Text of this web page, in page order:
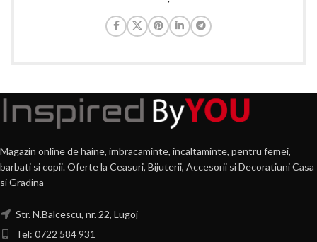
Magazin online de haine, imbracaminte, incaltaminte, pentru femei,
barbati si copii. Oferte la Ceasuri, Bijuterii, Accesorii si Decoratiuni Casa
si Gradina
Str. N.Balcescu, nr. 22, Lugoj
Tel: 0722 584 931